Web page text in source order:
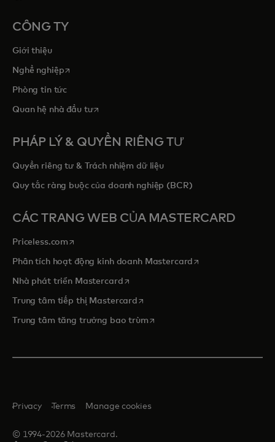
CÔNG TY
Giới thiệu
Nghề nghiệpopens in a new tab
Phòng tin tức
Quan hệ nhà đầu tưopens in a new tab
PHÁP LÝ & QUYỀN RIÊNG TƯ
Quyền riêng tư & Trách nhiệm dữ liệu
Quy tắc ràng buộc của doanh nghiệp (BCR)
CÁC TRANG WEB CỦA MASTERCARD
Priceless.com opens in a new tab
Phân tích hoạt động kinh doanh Mastercard opens in a new tab
Nhà phát triển Mastercardopens in a new tab
Trung tâm tiếp thị Mastercardopens in a new tab
Trung tâm tăng trưởng bao trùmopens in a new tab
© 1994-2026 Mastercard.
Privacy Terms Manage cookies